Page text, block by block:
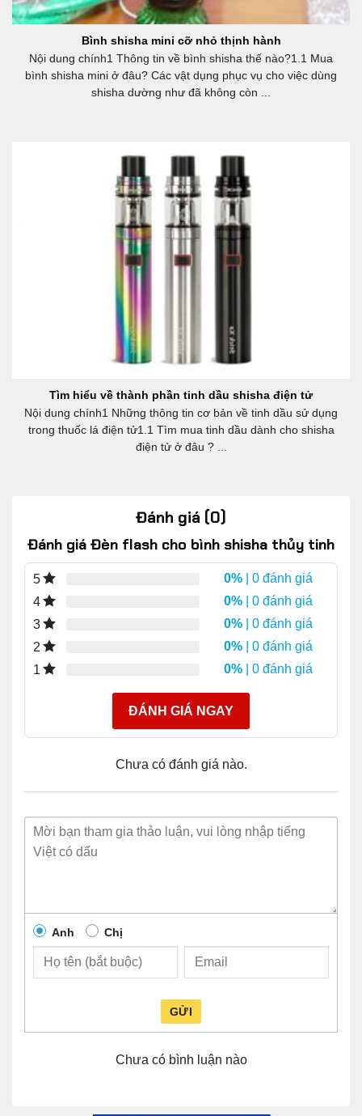
Bình shisha mini cỡ nhỏ thịnh hành
Nội dung chính1 Thông tin về bình shisha thế nào?1.1 Mua
bình shisha mini ở đâu? Các vật dụng phục vụ cho việc dùng
shisha dường như đã không còn ...
Tìm hiểu về thành phần tinh dầu shisha điện tử
Nội dung chính1 Những thông tin cơ bản về tinh dầu sử dụng
trong thuốc lá điện tử1.1 Tìm mua tinh dầu dành cho shisha
điện tử ở đâu ? ...
Đánh giá (0)
Đánh giá Đèn flash cho bình shisha thủy tinh
5 0% | 0 đánh giá
4
0% | 0 đánh giá
3
0% | 0 đánh giá
2
0% | 0 đánh giá
1
0% | 0 đánh giá
ĐÁNH GIÁ NGAY
Chưa có đánh giá nào.
Anh Chị
GỬI
Chưa có bình luận nào